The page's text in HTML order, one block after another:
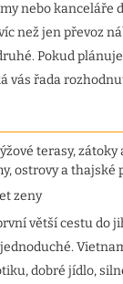
nebo kanceláře
než jen převoz
Pokud
vás řada
terasy, zátoky
ostrovy a thajské
zeny
větší cestu do
dobré jídlo,